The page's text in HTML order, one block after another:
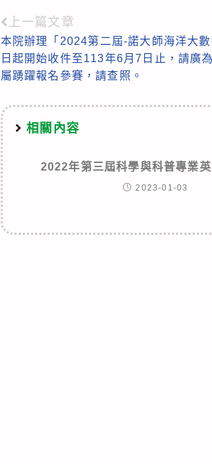
Read
more
articles
上一篇文章
本院辦理「2024第二屆-諾大師海洋大
日起開始收件至113年6月7日止，請廣
屬踴躍報名參賽，請查照。
相關內容
2022年第三屆科學與科普專業
2023-01-03